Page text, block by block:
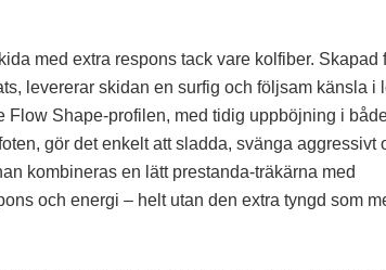
med extra respons tack vare kolfiber. Skapad
levererar skidan en surfig och följsam känsla i
Flow Shape-profilen, med tidig uppböjning i
gör det enkelt att sladda, svänga aggressivt
kombineras en lätt prestanda-träkärna med
och energi – helt utan den extra tyngd som